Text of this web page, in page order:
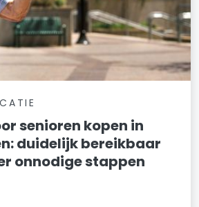
senioren kopen in
duidelijk bereikbaar
onnodige stappen